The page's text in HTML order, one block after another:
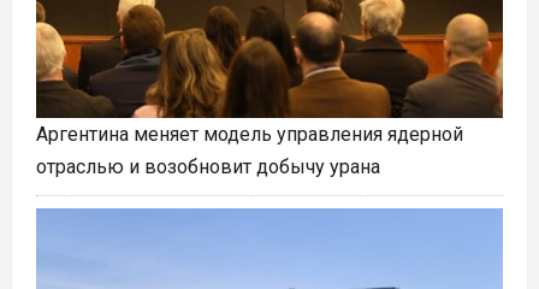
Аргентина меняет модель управления ядерной
отраслью и возобновит добычу урана